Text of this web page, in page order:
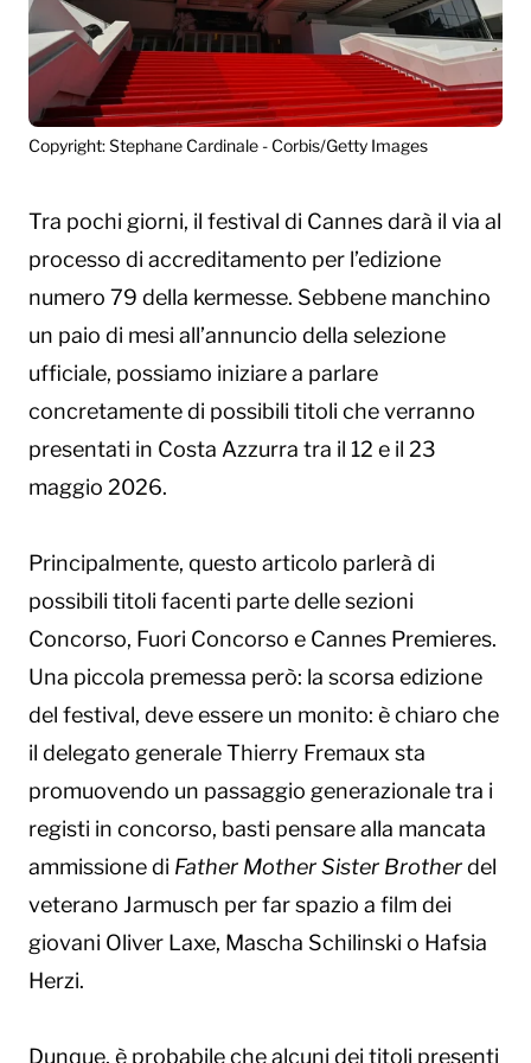
Copyright: Stephane Cardinale - Corbis/Getty Images
Tra pochi giorni, il festival di Cannes darà il via al
processo di accreditamento per l’edizione
numero 79 della kermesse. Sebbene manchino
un paio di mesi all’annuncio della selezione
ufficiale, possiamo iniziare a parlare
concretamente di possibili titoli che verranno
presentati in Costa Azzurra tra il 12 e il 23
maggio 2026.
Principalmente, questo articolo parlerà di
possibili titoli facenti parte delle sezioni
Concorso, Fuori Concorso e Cannes Premieres.
Una piccola premessa però: la scorsa edizione
del festival, deve essere un monito: è chiaro che
il delegato generale Thierry Fremaux sta
promuovendo un passaggio generazionale tra i
registi in concorso, basti pensare alla mancata
ammissione di Father Mother Sister Brotherdel
veterano Jarmusch per far spazio a film dei
giovani Oliver Laxe, Mascha Schilinski o Hafsia
Herzi.
Dunque, è probabile che alcuni dei titoli presenti